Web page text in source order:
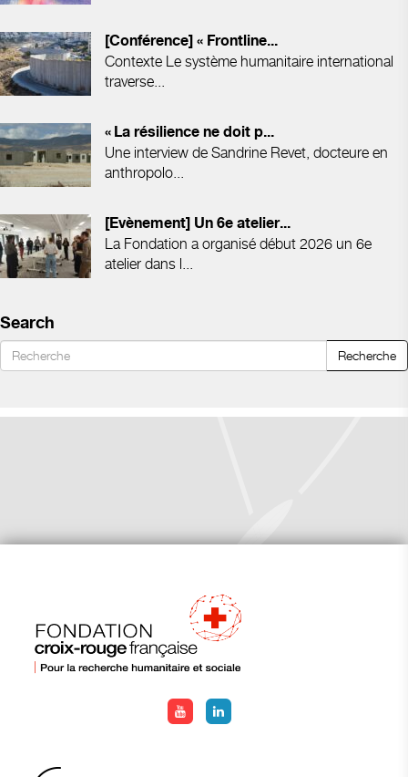
[Conférence] « Frontline...
Contexte Le système humanitaire international
traverse...
« La résilience ne doit p...
Une interview de Sandrine Revet, docteure en
anthropolo...
[Evènement] Un 6e atelier...
La Fondation a organisé début 2026 un 6e
atelier dans l...
Search
Recherche